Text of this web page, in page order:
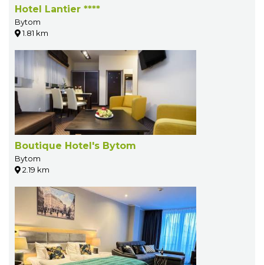
Hotel Lantier ****
Bytom
1.81 km
Boutique Hotel's Bytom
Bytom
2.19 km